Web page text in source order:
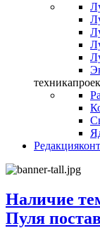
техника
Редакция
Наличие
Пуля